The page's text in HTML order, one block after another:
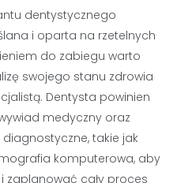
dentystycznego
i oparta na rzetelnych
do zabiegu warto
swojego stanu zdrowia
Dentysta powinien
medyczny oraz
takie jak
komputerowa, aby
zaplanować cały proces